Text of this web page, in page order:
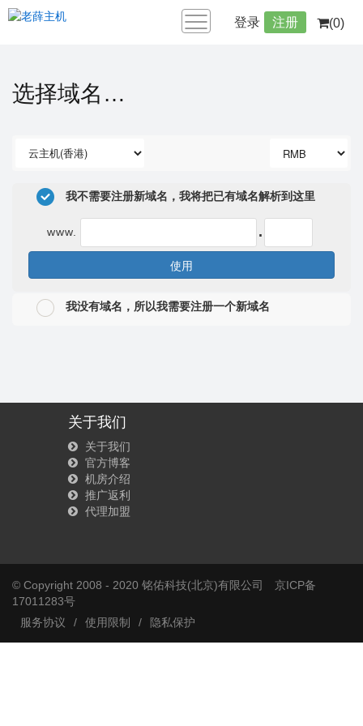
登录 注册 (0)
选择域名…
我不需要注册新域名，我将把已有域名解析到这里
www. .
使用
我没有域名，所以我需要注册一个新域名
关于我们
关于我们
官方博客
机房介绍
推广返利
代理加盟
© Copyright 2008 - 2020 铭佑科技(北京)有限公司
京ICP备
17011283号
服务协议
/ 使用限制 / 隐私保护